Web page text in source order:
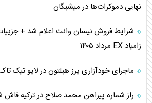
نهایی دموکرات‌ها در میشیگان
شرایط فروش نیسان وانت اعلام شد +
زامیاد EX مرداد ۱۴۰۵
ماجرای خودآزاری پرز هیلتون در لایو تیک
راز شماره پیراهن محمد صلاح در ترکیه فاش